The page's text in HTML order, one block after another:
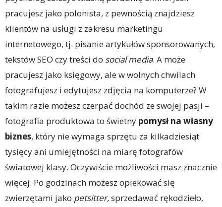
pracujesz jako polonista, z pewnością znajdziesz
klientów na usługi z zakresu marketingu
internetowego, tj. pisanie artykułów sponsorowanych,
tekstów SEO czy treści do social media. A może
pracujesz jako księgowy, ale w wolnych chwilach
fotografujesz i edytujesz zdjęcia na komputerze? W
takim razie możesz czerpać dochód ze swojej pasji –
fotografia produktowa to świetny pomysł na własny
biznes, który nie wymaga sprzętu za kilkadziesiąt
tysięcy ani umiejętności na miarę fotografów
światowej klasy. Oczywiście możliwości masz znacznie
więcej. Po godzinach możesz opiekować się
zwierzętami jako petsitter,sprzedawać rękodzieło,